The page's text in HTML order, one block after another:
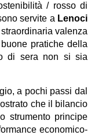
/ rosso di
servite a Lenoci
valenza
pratiche della
di sera non si sia
a pochi passi dal
che il bilancio
strumento principe
economico-